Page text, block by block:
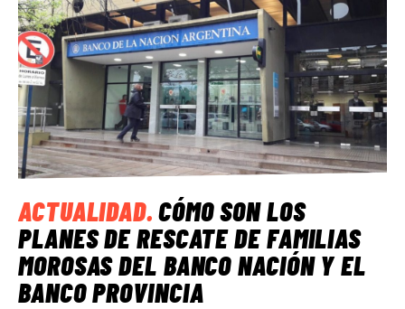
ACTUALIDAD.CÓMO SON LOS
PLANES DE RESCATE DE FAMILIAS
MOROSAS DEL BANCO NACIÓN Y EL
BANCO PROVINCIA